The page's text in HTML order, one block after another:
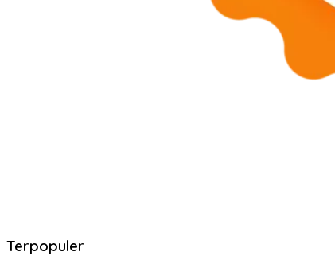
Terpopuler